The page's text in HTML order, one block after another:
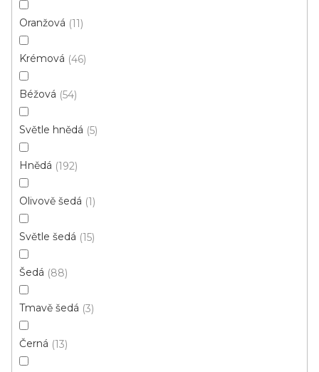
Oranžová 11
Krémová 46
Béžová 54
Světle hnědá 5
Hnědá 192
Olivově šedá 1
Světle šedá 15
Šedá 88
Tmavě šedá 3
Černá 13
Skvělá cena
Vinylová podlaha ECO 30 Sawcut oak dark